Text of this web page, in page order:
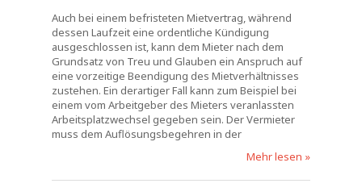
Auch bei einem befristeten Mietvertrag, während
dessen Laufzeit eine ordentliche Kündigung
ausgeschlossen ist, kann dem Mieter nach dem
Grundsatz von Treu und Glauben ein Anspruch auf
eine vorzeitige Beendigung des Mietverhältnisses
zustehen. Ein derartiger Fall kann zum Beispiel bei
einem vom Arbeitgeber des Mieters veranlassten
Arbeitsplatzwechsel gegeben sein. Der Vermieter
muss dem Auflösungsbegehren in der
Mehr lesen »